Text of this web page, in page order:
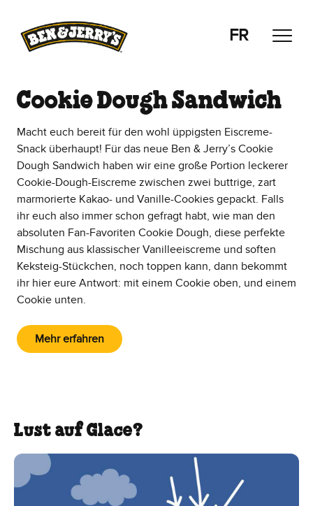
FR
Cookie Dough Sandwich
Macht euch bereit für den wohl üppigsten Eiscreme-
Snack überhaupt! Für das neue Ben & Jerry’s Cookie
Dough Sandwich haben wir eine große Portion leckerer
Cookie-Dough-Eiscreme zwischen zwei buttrige, zart
marmorierte Kakao- und Vanille-Cookies gepackt. Falls
ihr euch also immer schon gefragt habt, wie man den
absoluten Fan-Favoriten Cookie Dough, diese perfekte
Mischung aus klassischer Vanilleeiscreme und soften
Keksteig-Stückchen, noch toppen kann, dann bekommt
ihr hier eure Antwort: mit einem Cookie oben, und einem
Cookie unten.
Mehr erfahren
Lust auf Glace?